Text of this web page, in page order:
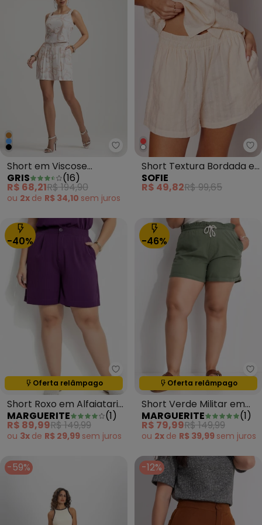
Gris - Short em Viscose
Short em Viscose
Estampado Marrom
GRIS (16)
R$ 68,21R$ 194,90
ou 2x de R$ 34,10 sem juros
Short Textura Bordada e
Cós com Elástico Branco
SOFIE
R$ 49,82R$ 99,65
-40%
Marguerite - Short Roxo em
Oferta relâmpago
Termina em:21:28:34
Short Roxo em Alfaiataria
Two Way
MARGUERITE (1)
R$ 89,99R$ 149,99
ou 3x de R$ 29,99 sem juros
-46%
Oferta relâmpago
Termina em:21:28:34
Short Verde Militar em
Jeans
MARGUERITE (1)
R$ 79,99R$ 149,99
ou 2x de R$ 39,99 sem juros
-59% -12%